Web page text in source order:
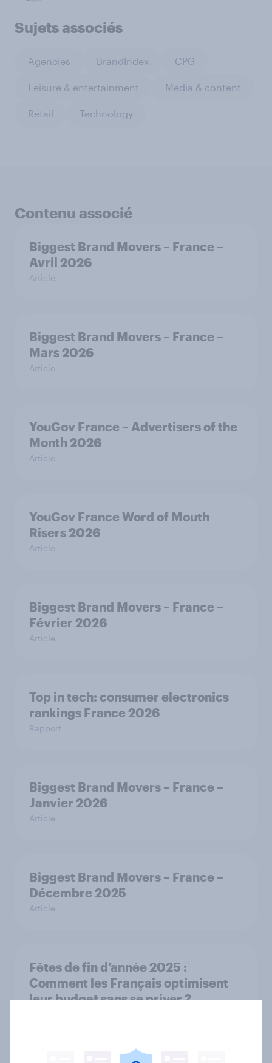
Sujets associés
Agencies BrandIndex CPG
Leisure & entertainment Media & content
Retail Technology
Contenu associé
Biggest Brand Movers – France –
Avril 2026
Article
Biggest Brand Movers – France –
Mars 2026
Article
YouGov France – Advertisers of the
Month 2026
Article
YouGov France Word of Mouth
Risers 2026
Article
Biggest Brand Movers – France –
Février 2026
Article
Top in tech: consumer electronics
rankings France 2026
Rapport
Biggest Brand Movers – France –
Janvier 2026
Article
Biggest Brand Movers – France –
Décembre 2025
Article
Fêtes de fin d’année 2025 :
Comment les Français optimisent
leur budget sans se priver ?